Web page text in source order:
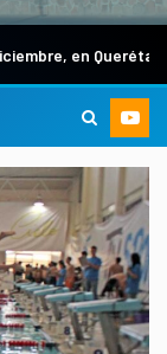
en Querétaro